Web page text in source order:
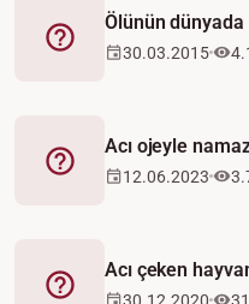
Fetva
Ölünün
30.03.2015
Fetva
Acı ojeyle
12.06.2023
Fetva
Acı çeken
30.12.2020